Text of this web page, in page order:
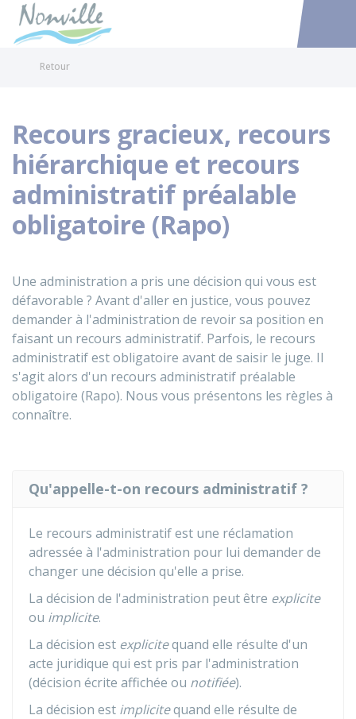
Accéder
Retour
Recours gracieux, recours
hiérarchique et recours
administratif préalable
obligatoire (Rapo)
Une administration a pris une décision qui vous est
défavorable ? Avant d'aller en justice, vous pouvez
demander à l'administration de revoir sa position en
faisant un recours administratif. Parfois, le recours
administratif est obligatoire avant de saisir le juge. Il
s'agit alors d'un recours administratif préalable
obligatoire (Rapo). Nous vous présentons les règles à
connaître.
Qu'appelle-t-on recours administratif ?
Le recours administratif est une réclamation
adressée à l'administration pour lui demander de
changer une décision qu'elle a prise.
La décision de l'administration peut être explicite
ou implicite.
La décision est explicitequand elle résulte d'un
acte juridique qui est pris par l'administration
(décision écrite affichée ou notifiée).
La décision est implicitequand elle résulte de